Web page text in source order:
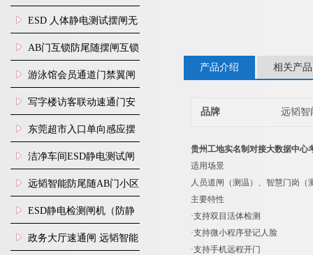
行通道闸门禁设备
ESD 人体静电测试摆闸无
尘车间防静电闸机
AB门互锁防尾随摆闸互锁
闸机
游泳馆会员通道门禁翼闸
写字楼访客联动速通门安
装
东莞超市入口单向感应摆
闸安装
洁净车间ESD静电测试闸
机
远韬智能防尾随AB门小区
门禁闸机安装
​ESD静电检测闸机（防静
电门禁通道系统）
政务大厅速通闸 远韬智能
产品介绍 相关产品
品牌 远韬智
贵州工地实名制对接大数据中心
适用场景
人员道闸（测温）、智慧门岗（
主要特性
·支持双目活体检测
·支持微小程序登记人脸
·支持手机远程开门